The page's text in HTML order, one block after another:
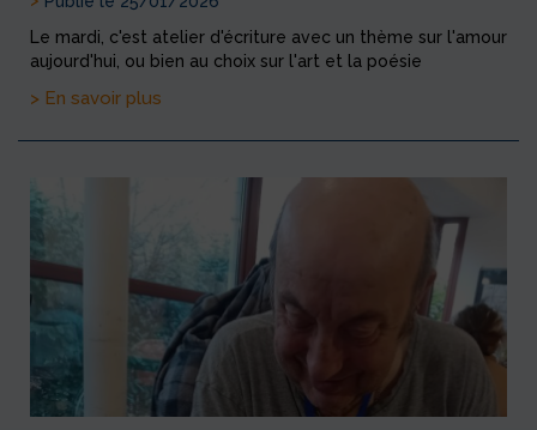
Le mardi, c'est atelier d'écriture avec un thème sur l'amour
aujourd'hui, ou bien au choix sur l'art et la poésie
> En savoir plus